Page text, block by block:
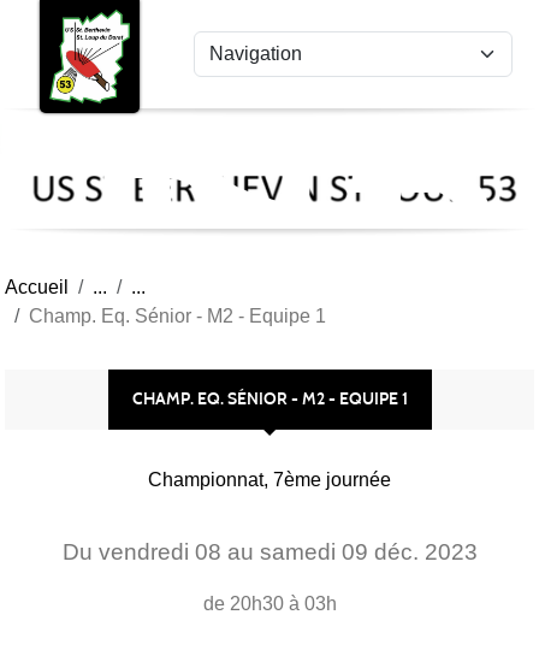
US
St
53
Accueil
Champ. Eq. Sénior - M2 - Equipe 1
CHAMP. EQ. SÉNIOR - M2 - EQUIPE 1
Championnat, 7ème journée
Du vendredi 08 au samedi 09 déc. 2023
de 20h30 à 03h
Panneau de gestion des cookies